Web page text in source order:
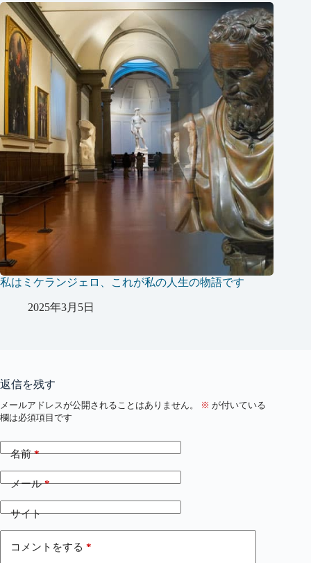
私はミケランジェロ、これが私の人生の物語です
2025年3月5日
返信を残す
メールアドレスが公開されることはありません。 ※ が付いている
欄は必須項目です
名前*
メール*
サイト
コメントをする *